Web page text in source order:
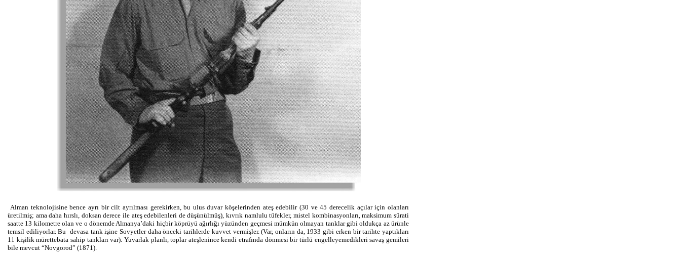
Alman teknolojisine bence ayrı bir cilt ayrılması gerekirken, bu ulus duvar köşelerinden ateş edebilir (30 ve 45 derecelik açılar için olanları
üretilmiş; ama daha hırslı, doksan derece ile ateş edebilenleri de düşünülmüş), kıvrık namlulu tüfekler, mistel kombinasyonları, maksimum sürati
saatte 13 kilometre olan ve o dönemde Almanya’daki hiçbir köprüyü ağırlığı yüzünden geçmesi mümkün olmayan tanklar gibi oldukça az ürünle
temsil ediliyorlar. Bu devasa tank işine Sovyetler daha önceki tarihlerde kuvvet vermişler. (Var, onların da, 1933 gibi erken bir tarihte yaptıkları
11 kişilik mürettebata sahip tankları var). Yuvarlak planlı, toplar ateşlenince kendi etrafında dönmesi bir türlü engelleyemedikleri savaş gemileri
bile mevcut “Novgorod” (1871).